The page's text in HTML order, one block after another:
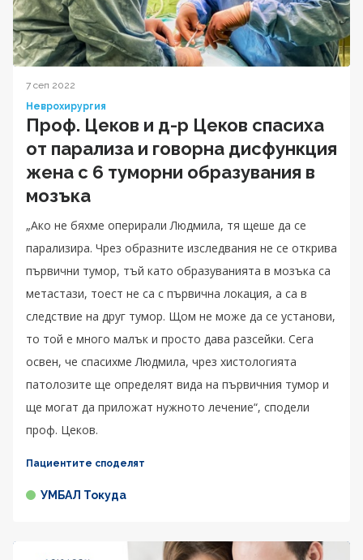
7 сеп 2022
Неврохирургия
Проф. Цеков и д-р Цеков спасиха
от парализа и говорна дисфункция
жена с 6 туморни образувания в
мозъка
„Ако не бяхме оперирали Людмила, тя щеше да се
парализира. Чрез образните изследвания не се открива
първични тумор, тъй като образуванията в мозъка са
метастази, тоест не са с първична локация, а са в
следствие на друг тумор. Щом не може да се установи,
то той е много малък и просто дава разсейки. Сега
освен, че спасихме Людмила, чрез хистологията
патолозите ще определят вида на първичния тумор и
ще могат да приложат нужното лечение“, сподели
проф. Цеков.
Пациентите споделят
УМБАЛ Токуда